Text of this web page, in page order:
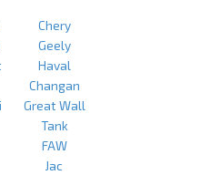
Chery
Geely
Haval
Changan
Great Wall
Tank
FAW
Jac